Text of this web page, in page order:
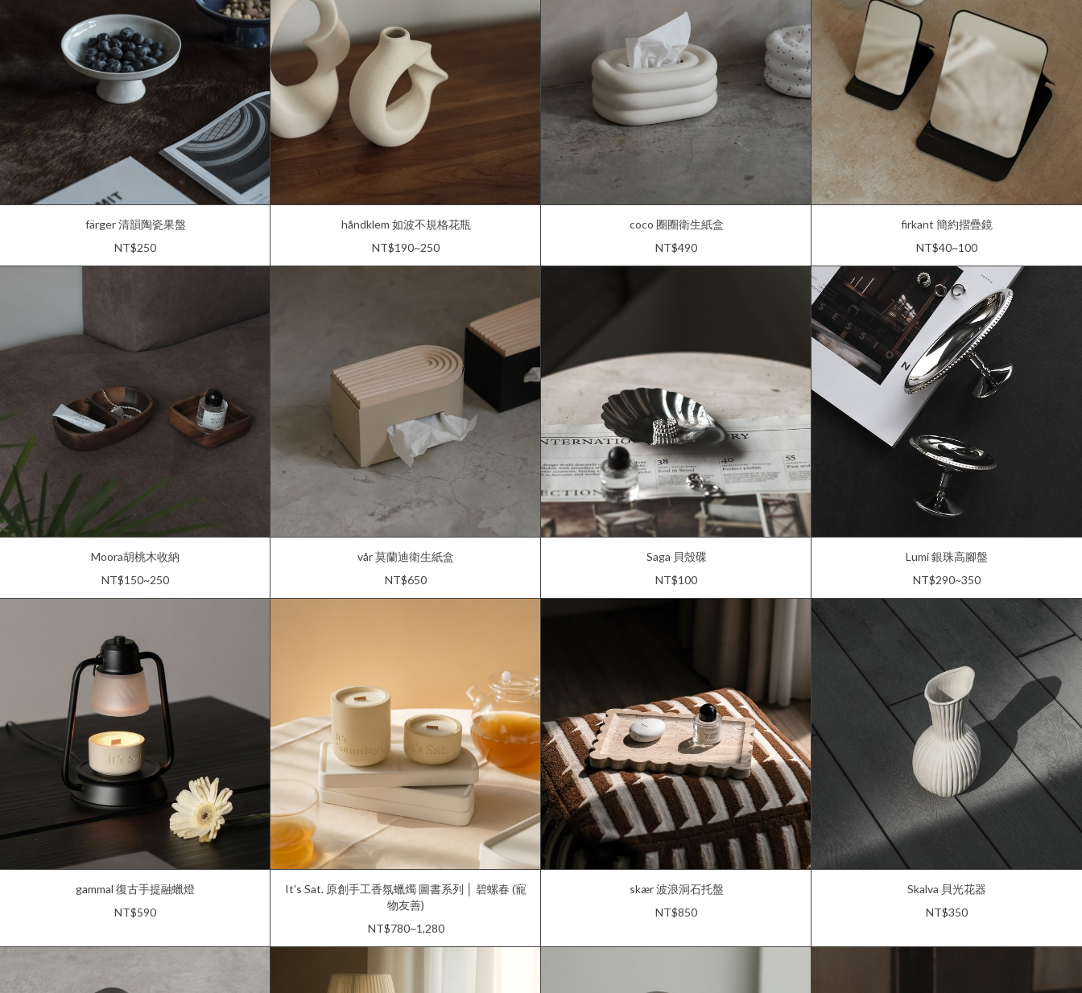
färger 清韻陶瓷果盤
NT$250
håndklem 如波不規格花瓶
NT$190~250
coco 圈圈衛生紙盒
NT$490
firkant 簡約摺疊鏡
NT$40~100
Moora胡桃木收納
NT$150~250
vår 莫蘭迪衛生紙盒
NT$650
Saga 貝殼碟
NT$100
Lumi 銀珠高腳盤
NT$290~350
gammal 復古手提融蠟燈
NT$590
It's Sat. 原創手工香氛蠟燭 圖書系列 │ 碧螺春 (寵
物友善)
NT$780~1,280
skær 波浪洞石托盤
NT$850
Skalva 貝光花器
NT$350